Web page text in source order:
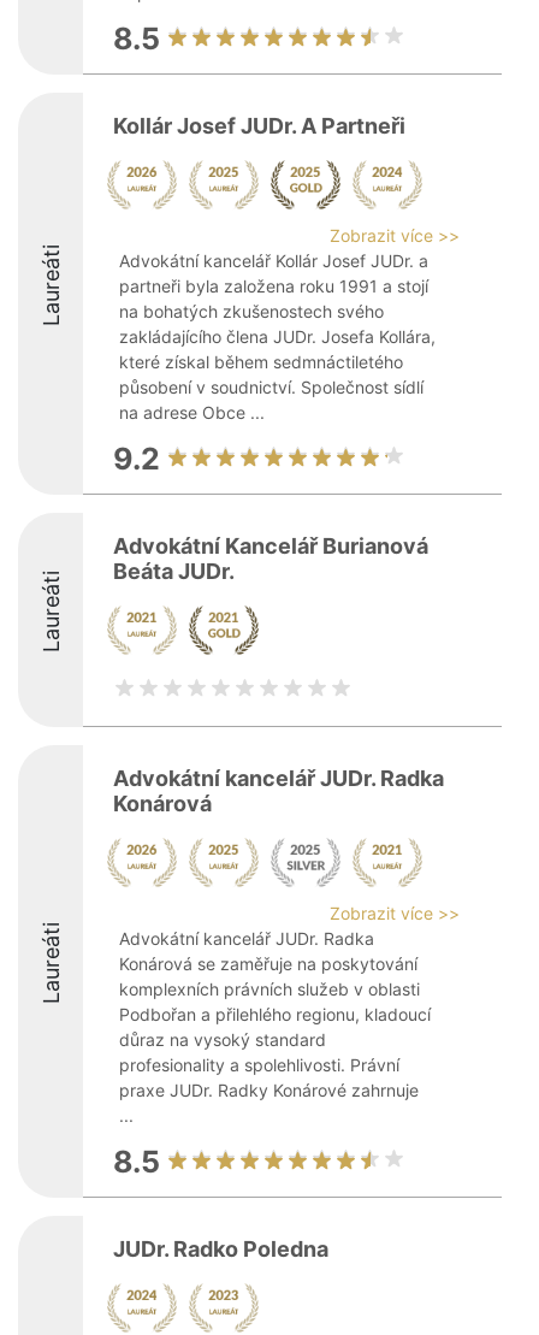
8.5
Laureáti
Kollár Josef JUDr. A Partneři
Zobrazit více >>
Advokátní kancelář Kollár Josef JUDr. a
partneři byla založena roku 1991 a stojí
na bohatých zkušenostech svého
zakládajícího člena JUDr. Josefa Kollára,
které získal během sedmnáctiletého
působení v soudnictví. Společnost sídlí
na adrese Obce ...
9.2
Laureáti
Advokátní Kancelář Burianová
Beáta JUDr.
Laureáti
Advokátní kancelář JUDr. Radka
Konárová
Zobrazit více >>
Advokátní kancelář JUDr. Radka
Konárová se zaměřuje na poskytování
komplexních právních služeb v oblasti
Podbořan a přilehlého regionu, kladoucí
důraz na vysoký standard
profesionality a spolehlivosti. Právní
praxe JUDr. Radky Konárové zahrnuje
...
8.5
JUDr. Radko Poledna